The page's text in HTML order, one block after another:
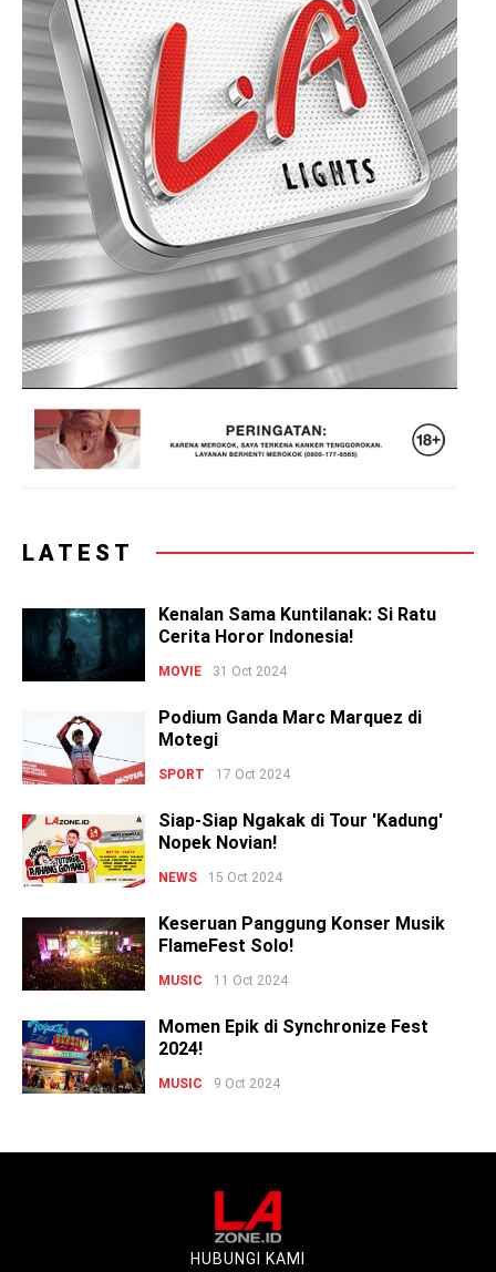
LATEST
Kenalan Sama Kuntilanak: Si Ratu
Cerita Horor Indonesia!
MOVIE 31 Oct 2024
Podium Ganda Marc Marquez di
Motegi
SPORT 17 Oct 2024
Siap-Siap Ngakak di Tour 'Kadung'
Nopek Novian!
NEWS 15 Oct 2024
Keseruan Panggung Konser Musik
FlameFest Solo!
MUSIC 11 Oct 2024
Momen Epik di Synchronize Fest
2024!
MUSIC 9 Oct 2024
HUBUNGI KAMI